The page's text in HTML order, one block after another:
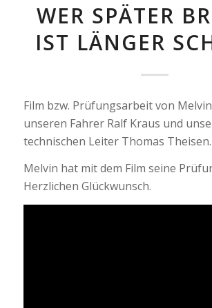
WER SPÄTER
IST LÄNGER
Film bzw. Prüfungsarbeit von
unseren Fahrer Ralf Kraus und
technischen Leiter Thomas Theisen.
Melvin hat mit dem Film seine
Herzlichen Glückwunsch.